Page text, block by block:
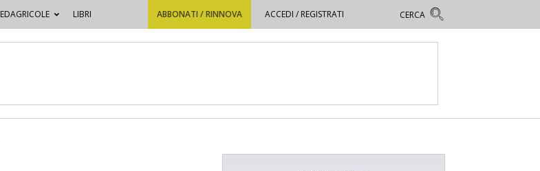
EDAGRICOLE LIBRI ABBONATI / RINNOVA ACCEDI / REGISTRATI